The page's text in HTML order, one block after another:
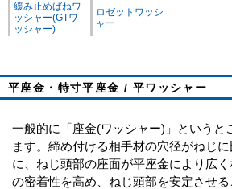
緩み止めばねワ
ッシャー(GTワ
ッシャー)
ロゼットワッシ
ャー
平座金・特寸平座金 / 平ワッシャー
一般的に「座金(ワッシャー)」というと
ます。締め付ける相手材の穴径がねじ
に、ねじ頭部の座面が平座金により広
の密着性を高め、ねじ頭部を安定させ